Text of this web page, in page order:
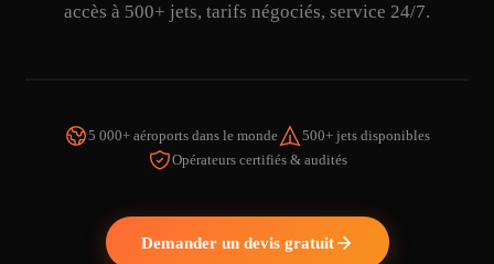
accès à 500+ jets, tarifs négociés, service 24/7.
REGARDER LA VIDÉO
5 000+ aéroports dans le monde
500+ jets disponibles
Opérateurs certifiés & audités
Demander un devis gratuit